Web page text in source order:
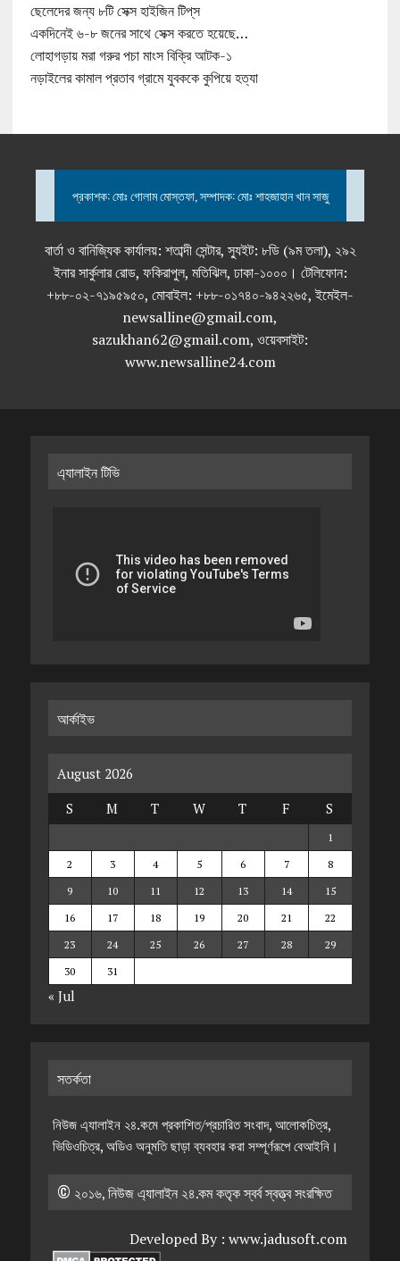
ছেলেদের জন্য ৮টি সেক্স হাইজিন টিপ্‌স
একদিনেই ৬-৮ জনের সাথে সেক্স করতে হয়েছে…
লোহাগড়ায় মরা গরুর পচা মাংস বিক্রি আটক-১
নড়াইলের কামাল প্রতাব গ্রামে যুবককে কুপিয়ে হত্যা
প্রকাশক: মোঃ গোলাম মোস্তফা, সম্পাদক: মোঃ শাহজাহান খান সাজু
বার্তা ও বানিজ্যিক কার্যালয়: শতাব্দী সেন্টার, স্যুইট: ৮ডি (৯ম তলা), ২৯২
ইনার সার্কুলার রোড, ফকিরাপুল, মতিঝিল, ঢাকা-১০০০। টেলিফোন:
+৮৮-০২-৭১৯৫৯৫০, মোবাইল: +৮৮-০১৭৪০-৯৪২২৬৫, ইমেইল-
newsalline@gmail.com,
sazukhan62@gmail.com, ওয়েবসাইট:
www.newsalline24.com
এ্যালাইন টিভি
আর্কাইভ
August 2026
S
M T W T F S
1
2
3 4 5 6 7
8
9
10 11 12 13 14
15
16
17 18 19 20 21
22
23
24 25 26 27 28
29
30
31
« Jul
সতর্কতা
নিউজ এ্যালাইন ২৪.কমে প্রকাশিত/প্রচারিত সংবাদ, আলোকচিত্র,
ভিডিওচিত্র, অডিও অনুমতি ছাড়া ব্যবহার করা সম্পূর্ণরূপে বেআইনি।
© ২০১৬, নিউজ এ্যালাইন ২৪.কম কতৃক স্বর্ব স্বত্ত্ব সংরক্ষিত
Developed By :www.jadusoft.com